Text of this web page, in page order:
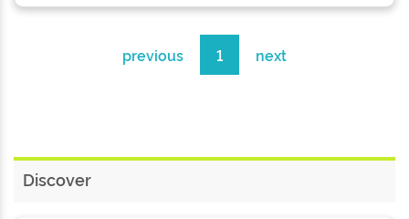
previous 1 next
Discover